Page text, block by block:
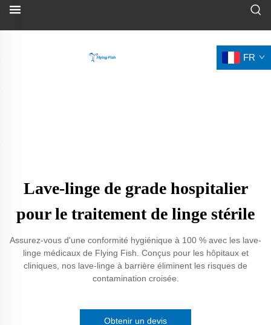
FR
Lave-linge de grade hospitalier
pour le traitement de linge stérile
Assurez-vous d'une conformité hygiénique à 100 % avec les lave-
linge médicaux de Flying Fish. Conçus pour les hôpitaux et
cliniques, nos lave-linge à barrière éliminent les risques de
contamination croisée.
Obtenir un devis